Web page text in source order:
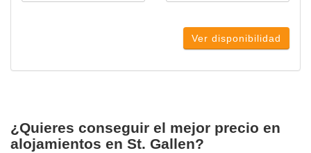
Ver disponibilidad
¿Quieres conseguir el mejor precio en
alojamientos en St. Gallen?